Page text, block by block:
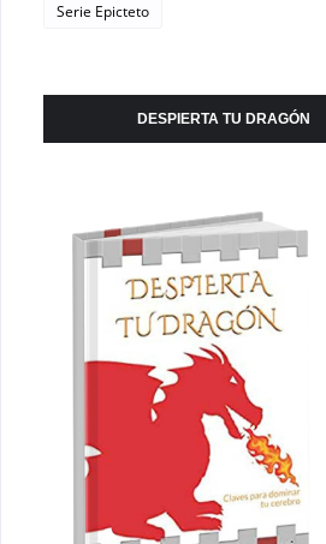
Serie Epicteto
DESPIERTA TU DRAGÓN